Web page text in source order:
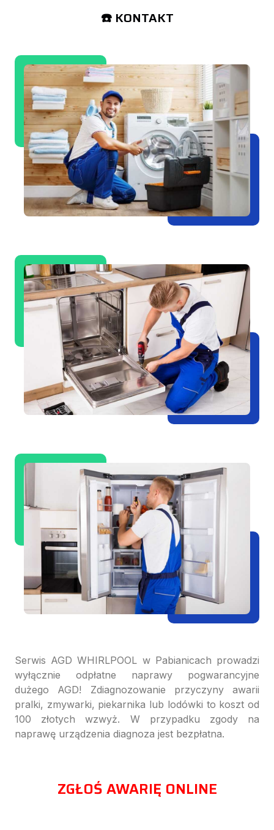
☎️ KONTAKT
Serwis AGD WHIRLPOOL w Pabianicach prowadzi
wyłącznie odpłatne naprawy pogwarancyjne
dużego AGD! Zdiagnozowanie przyczyny awarii
pralki, zmywarki, piekarnika lub lodówki to koszt od
100 złotych wzwyż. W przypadku zgody na
naprawę urządzenia diagnoza jest bezpłatna.
ZGŁOŚ AWARIĘ ONLINE